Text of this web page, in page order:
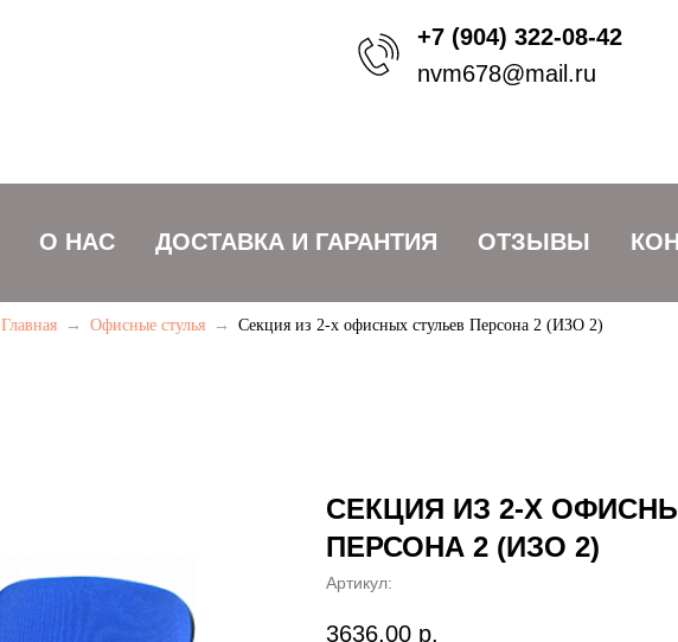
+7 (904) 322-08-42
nvm678@mail.ru
О НАС ДОСТАВКА И ГАРАНТИЯ ОТЗЫВЫ
Главная → Офисные стулья → Секция из 2-х офисных стульев Персона 2 (ИЗО 2)
СЕКЦИЯ ИЗ 2-Х
ПЕРСОНА 2 (ИЗО 2)
Артикул:
3636,00 р.